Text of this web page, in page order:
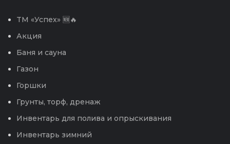
TM «Успех» 🆕🔥
Акция
Баня и сауна
Газон
Горшки
Грунты, торф, дренаж
Инвентарь для полива и опрыскивания
Инвентарь зимний